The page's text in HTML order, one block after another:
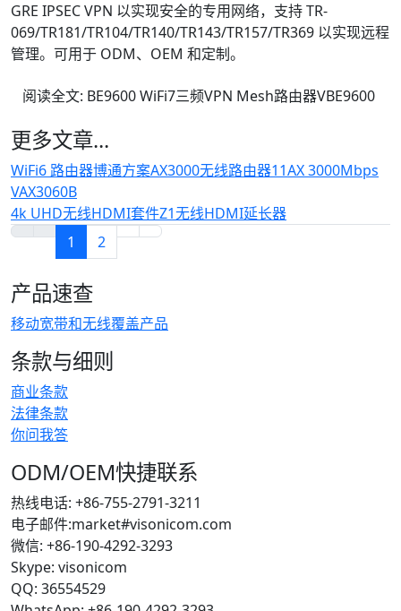
GRE IPSEC VPN 以实现安全的专用网络，支持 TR-
069/TR181/TR104/TR140/TR143/TR157/TR369 以实现远程
管理。可用于 ODM、OEM 和定制。
阅读全文: BE9600 WiFi7三频VPN Mesh路由器VBE9600
更多文章...
WiFi6 路由器博通方案AX3000无线路由器11AX 3000Mbps
VAX3060B
4k UHD无线HDMI套件Z1无线HDMI延长器
1
2
产品速查
移动宽带和无线覆盖产品
条款与细则
商业条款
法律条款
你问我答
ODM/OEM快捷联系
热线电话: +86-755-2791-3211
电子邮件:market#visonicom.com
微信: +86-190-4292-3293
Skype: visonicom
QQ: 36554529